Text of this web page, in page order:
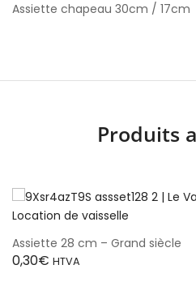
Assiette chapeau 30cm / 17cm
Produits
Assiette 28 cm – Grand siècle
0,30€ HTVA